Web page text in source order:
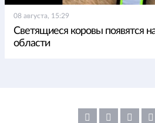
08 августа, 15:29
Светящиеся коровы появятся
области